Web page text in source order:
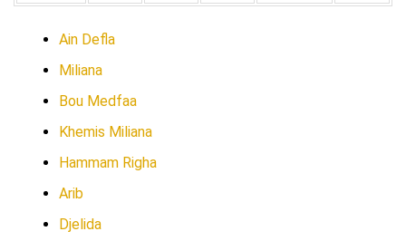
Ain Defla
Miliana
Bou Medfaa
Khemis Miliana
Hammam Righa
Arib
Djelida